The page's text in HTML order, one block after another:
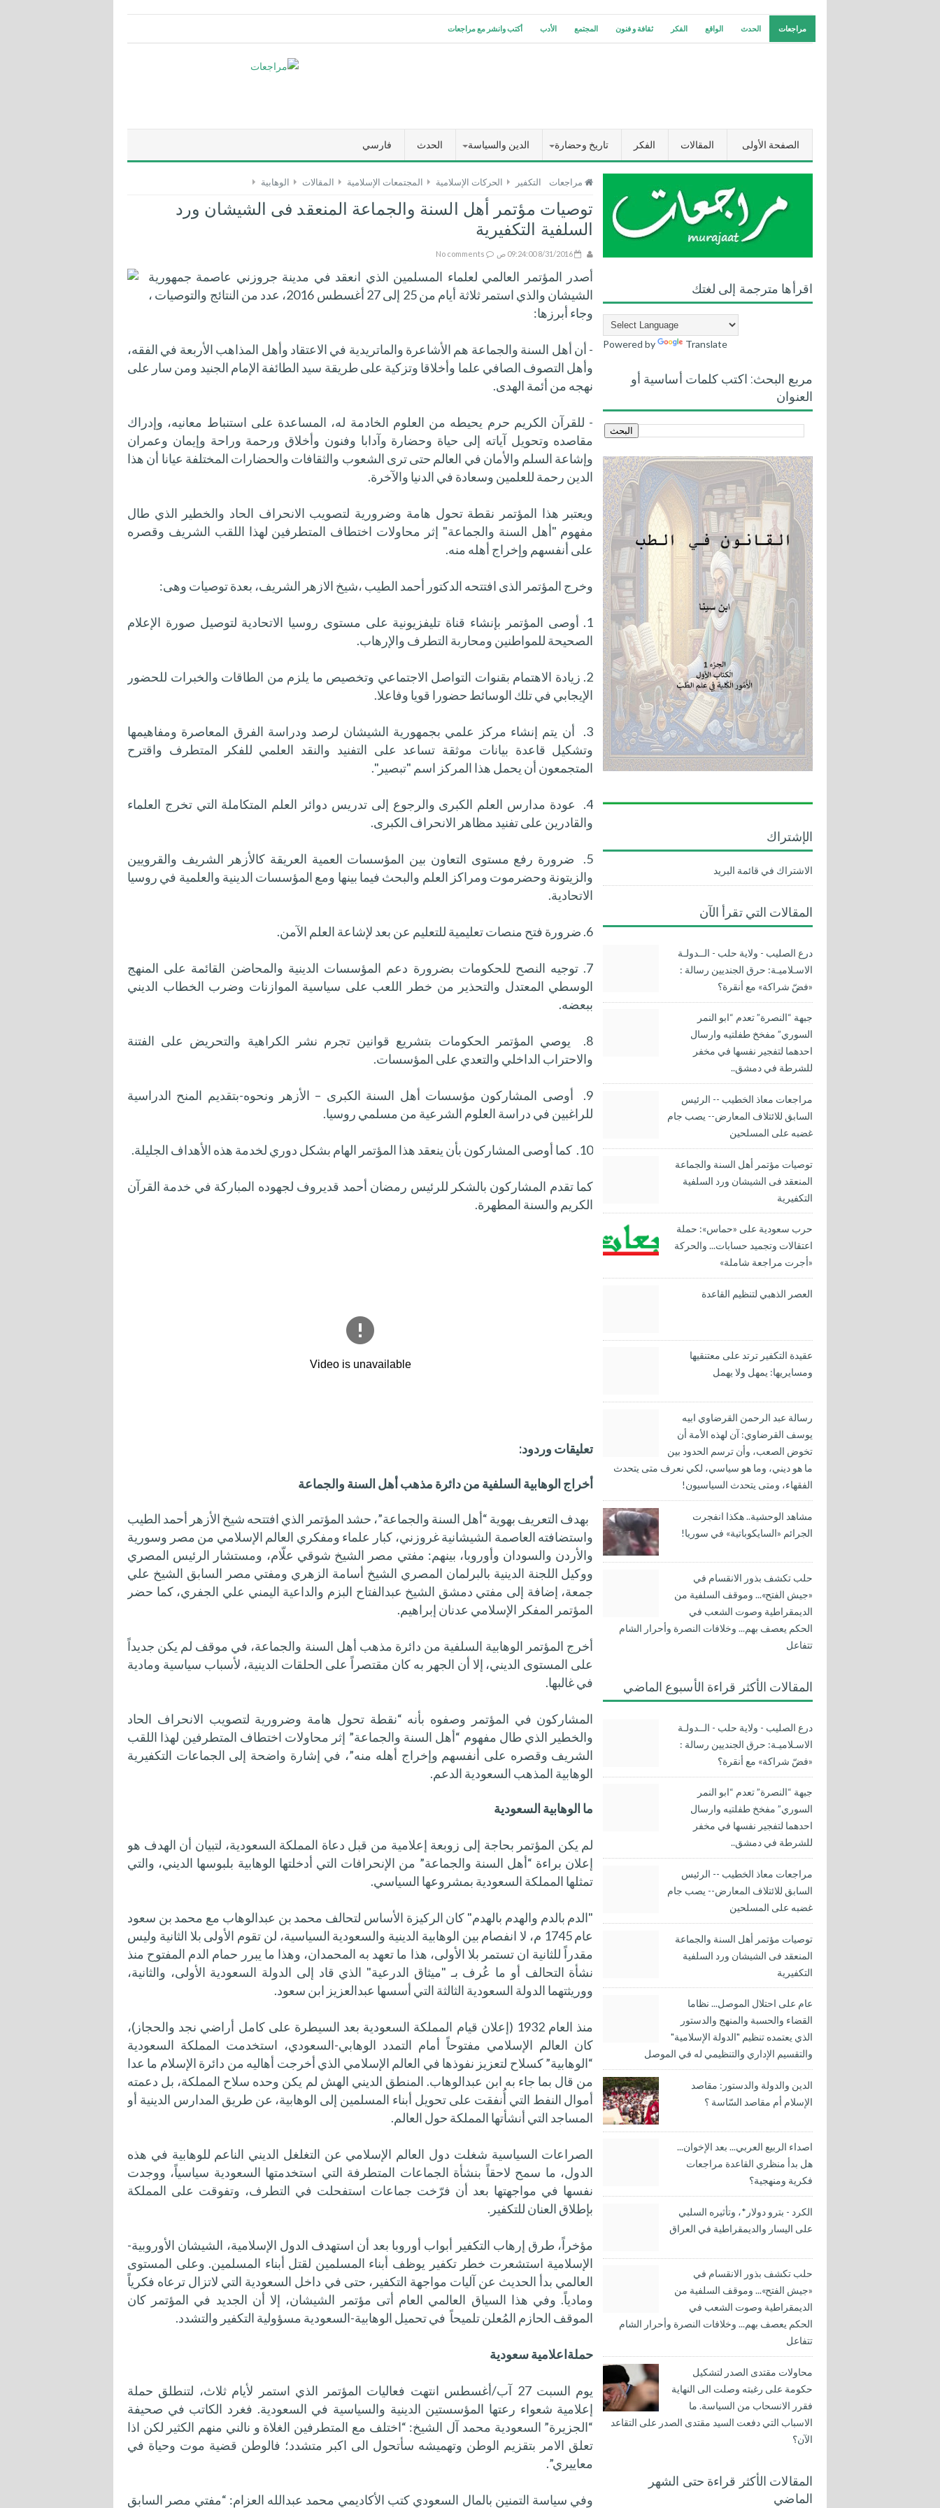
مراجعات الحدث الواقع الفكر ثقافة و فنون المجتمع الأدب أكتب وانشر مع مراجعات
الصفحة الأولى المقالات الفكر تاريخ وحضارة الدين والسياسة الحدث فارسي
مراجعات التكفير الحركات الإسلامية المجتمعات الإسلامية المقالات الوهابية
توصيات مؤتمر أهل السنة والجماعة المنعقد فى الشيشان ورد
السلفية التكفيرية
8/31/2016 09:24:00 ص No comments
أصدر المؤتمر العالمي لعلماء المسلمين الذي انعقد في مدينة جروزني عاصمة جمهورية
الشيشان والذي استمر ثلاثة أيام من 25 إلى 27 أغسطس 2016، عدد من النتائج والتوصيات ،
وجاء أبرزها:
- أن أهل السنة والجماعة هم الأشاعرة والماتريدية في الاعتقاد وأهل المذاهب الأربعة في الفقه،
وأهل التصوف الصافي علما وأخلاقا وتزكية على طريقة سيد الطائفة الإمام الجنيد ومن سار على
نهجه من أئمة الهدى.
- للقرآن الكريم حرم يحيطه من العلوم الخادمة له، المساعدة على استنباط معانيه، وإدراك
مقاصده وتحويل آياته إلى حياة وحضارة وآدابا وفنون وأخلاق ورحمة وراحة وإيمان وعمران
وإشاعة السلم والأمان في العالم حتى ترى الشعوب والثقافات والحضارات المختلفة عيانا أن هذا
الدين رحمة للعلمين وسعادة في الدنيا والآخرة.
ويعتبر هذا المؤتمر نقطة تحول هامة وضرورية لتصويب الانحراف الحاد والخطير الذي طال
مفهوم "أهل السنة والجماعة" إثر محاولات اختطاف المتطرفين لهذا اللقب الشريف وقصره
على أنفسهم وإخراج أهله منه.
وخرج المؤتمر الذى افتتحه الدكتور أحمد الطيب ،شيخ الازهر الشريف، بعدة توصيات وهى:
1. أوصى المؤتمر بإنشاء قناة تليفزيونية على مستوى روسيا الاتحادية لتوصيل صورة الإعلام
الصحيحة للمواطنين ومحاربة التطرف والإرهاب.
2. زيادة الاهتمام بقنوات التواصل الاجتماعي وتخصيص ما يلزم من الطاقات والخبرات للحضور
الإيجابي في تلك الوسائط حضورا قويا وفاعلا.
3. أن يتم إنشاء مركز علمي بجمهورية الشيشان لرصد ودراسة الفرق المعاصرة ومفاهيمها
وتشكيل قاعدة بيانات موثقة تساعد على التفنيد والنقد العلمي للفكر المتطرف واقترح
المتجمعون أن يحمل هذا المركز اسم "تبصير".
4. عودة مدارس العلم الكبرى والرجوع إلى تدريس دوائر العلم المتكاملة التي تخرج العلماء
والقادرين على تفنيد مظاهر الانحراف الكبرى.
5. ضرورة رفع مستوى التعاون بين المؤسسات العمية العريقة كالأزهر الشريف والقرويين
والزيتونة وحضرموت ومراكز العلم والبحث فيما بينها ومع المؤسسات الدينية والعلمية في روسيا
الاتحادية.
6. ضرورة فتح منصات تعليمية للتعليم عن بعد لإشاعة العلم الآمن.
7. توجيه النصح للحكومات بضرورة دعم المؤسسات الدينية والمحاضن القائمة على المنهج
الوسطي المعتدل والتحذير من خطر اللعب على سياسية الموازنات وضرب الخطاب الديني
ببعضه.
8. يوصي المؤتمر الحكومات بتشريع قوانين تجرم نشر الكراهية والتحريض على الفتنة
والاحتراب الداخلي والتعدي على المؤسسات.
9. أوصى المشاركون مؤسسات أهل السنة الكبرى – الأزهر ونحوه-بتقديم المنح الدراسية
للراغبين في دراسة العلوم الشرعية من مسلمي روسيا.
10. كما أوصى المشاركون بأن ينعقد هذا المؤتمر الهام بشكل دوري لخدمة هذه الأهداف الجليلة.
كما تقدم المشاركون بالشكر للرئيس رمضان أحمد قديروف لجهوده المباركة في خدمة القرآن
الكريم والسنة المطهرة.
تعليقات وردود:
أخراج الوهابية السلفية من دائرة مذهب أهل السنة والجماعة
بهدف التعريف بهوية “أهل السنة والجماعة”، حشد المؤتمر الذي افتتحه شيخ الأزهر أحمد الطيب
واستضافته العاصمة الشيشانية غروزني، كبار علماء ومفكري العالم الإسلامي من مصر وسورية
والأردن والسودان وأوروبا، بينهم: مفتي مصر الشيخ شوقي علّام، ومستشار الرئيس المصري
ووكيل اللجنة الدينية بالبرلمان المصري الشيخ أسامة الزهري ومفتي مصر السابق الشيخ علي
جمعة، إضافة إلى مفتي دمشق الشيخ عبدالفتاح البزم والداعية اليمني علي الجفري، كما حضر
المؤتمر المفكر الإسلامي عدنان إبراهيم.
أخرج المؤتمر الوهابية السلفية من دائرة مذهب أهل السنة والجماعة، في موقف لم يكن جديداً
على المستوى الديني، إلا أن الجهر به كان مقتصراً على الحلقات الدينية، لأسباب سياسية ومادية
في غالبها.
المشاركون في المؤتمر وصفوه بأنه “نقطة تحول هامة وضرورية لتصويب الانحراف الحاد
والخطير الذي طال مفهوم “أهل السنة والجماعة” إثر محاولات اختطاف المتطرفين لهذا اللقب
الشريف وقصره على أنفسهم وإخراج أهله منه”، في إشارة واضحة إلى الجماعات التكفيرية
الوهابية المذهب السعودية الدعم.
ما الوهابية السعودية
لم يكن المؤتمر بحاجة إلى زوبعة إعلامية من قبل دعاة المملكة السعودية، لتبيان أن الهدف هو
إعلان براءة “أهل السنة والجماعة” من الإنحرافات التي أدخلتها الوهابية بلبوسها الديني، والتي
تمثلها المملكة السعودية بمشروعها السياسي.
"الدم بالدم والهدم بالهدم" كان الركيزة الأساس لتحالف محمد بن عبدالوهاب مع محمد بن سعود
عام 1745 م، لا انفصام بين الوهابية الدينية والسعودية السياسية، لن تقوم الأولى بلا الثانية وليس
مقدراً للثانية ان تستمر بلا الأولى، هذا ما تعهد به المحمدان، وهذا ما يبرر حمام الدم المفتوح منذ
نشأة التحالف أو ما عُرف بـ "ميثاق الدرعية" الذي قاد إلى الدولة السعودية الأولى، والثانية،
ووريثتهما الدولة السعودية الثالثة التي أسسها عبدالعزيز ابن سعود.
منذ العام 1932 (إعلان قيام المملكة السعودية بعد السيطرة على كامل أراضي نجد والحجاز)،
كان العالم الإسلامي مفتوحاً أمام التمدد الوهابي-السعودي، استخدمت المملكة السعودية
“الوهابية” كسلاح لتعزيز نفوذها في العالم الإسلامي الذي أخرجت أهاليه من دائرة الإسلام ما عدا
من قال بما جاء به ابن عبدالوهاب. المنطق الديني الهش لم يكن وحده سلاح المملكة، بل دعمته
أموال النفط التي أُنفقت على تحويل أبناء المسلمين إلى الوهابية، عن طريق المدارس الدينية أو
المساجد التي أنشأتها المملكة حول العالم.
الصراعات السياسية شغلت دول العالم الإسلامي عن التغلغل الديني الناعم للوهابية في هذه
الدول، ما سمح لاحقاً بنشأة الجماعات المتطرفة التي استخدمتها السعودية سياسياً، ووجدت
نفسها في مواجهتها بعد أن فرّخت جماعات استفحلت في التطرف، وتفوقت على المملكة
بإطلاق العنان للتكفير.
مؤخراً، طرق إرهاب التكفير أبواب أوروبا بعد أن استهدف الدول الإسلامية، الشيشان الأوروبية-
الإسلامية استشعرت خطر تكفير يوظف أبناء المسلمين لقتل أبناء المسلمين. وعلى المستوى
العالمي بدأ الحديث عن آليات مواجهة التكفير، حتى في داخل السعودية التي لاتزال ترعاه فكرياً
ومادياً. وفي هذا السياق العالمي العام أتى مؤتمر الشيشان، إلا أن الجديد في المؤتمر كان
الموقف الحازم المُعلن تلميحاً في تحميل الوهابية-السعودية مسؤولية التكفير والتشدد.
حملةاعلامية سعودية
يوم السبت 27 آب/أغسطس انتهت فعاليات المؤتمر الذي استمر لأيام ثلاث، لتنطلق حملة
إعلامية شعواء رعتها المؤسستين الدينية والسياسية في السعودية. فغرد الكاتب في صحيفة
“الجزيرة” السعودية محمد آل الشيخ: “اختلف مع المتطرفين الغلاة و نالني منهم الكثير لكن اذا
تعلق الامر بتقزيم الوطن وتهميشه سأتحول الى اكبر متشدد؛ فالوطن قضية موت وحياة في
معاييري”.
وفي سياسة التمنين بالمال السعودي كتب الأكاديمي محمد عبدالله العزام: “مفتي مصر السابق
اقرأها مترجمة إلى لغتك
Powered by Translate
مربع البحث: اكتب كلمات أساسية أو
العنوان
الإشتراك
الاشتراك في قائمة البريد
المقالات التي تقرأ الآن
درع الصليب - ولاية حلب - الــدولـة
الاسـلاميـة: حرق الجنديين رسالة :
«فضّ شراكة» مع أنقرة؟
جبهة “النصرة” تعدم “ابو النمر
السوري” مفخخ طفلتيه وارسال
احدهما لتفجير نفسها في مخفر
للشرطة في دمشق..
مراجعات معاذ الخطيب -- الرئيس
السابق للائتلاف المعارض-- يصب جام
غضبه على المسلحين
توصيات مؤتمر أهل السنة والجماعة
المنعقد فى الشيشان ورد السلفية
التكفيرية
حرب سعودية على «حماس»: حملة
اعتقالات وتجميد حسابات... والحركة
«أجرت مراجعة شاملة»
العصر الذهبي لتنظيم القاعدة
عقيدة التكفير ترتد على معتنقيها
ومسايريها: يمهل ولا يهمل
رسالة عبد الرحمن القرضاوي ابيه
يوسف القرضاوي: آن لهذه الأمة أن
تخوض الصعب، وأن ترسم الحدود بين
ما هو ديني، وما هو سياسي، لكي نعرف متى يتحدث
الفقهاء، ومتى يتحدث السياسيون!
مشاهد الوحشية.. هكذا انفجرت
الجرائم «السايكوباتية» في سوريا!
حلب تكشف بذور الانقسام في
«جيش الفتح»... وموقف السلفية من
الديمقراطية وصوت الشعب في
الحكم يعصف بهم... وخلافات النصرة وأحرار الشام
تتفاعل
المقالات الأكثر قراءة الأسبوع الماضي
درع الصليب - ولاية حلب - الــدولـة
الاسـلاميـة: حرق الجنديين رسالة :
«فضّ شراكة» مع أنقرة؟
جبهة “النصرة” تعدم “ابو النمر
السوري” مفخخ طفلتيه وارسال
احدهما لتفجير نفسها في مخفر
للشرطة في دمشق..
مراجعات معاذ الخطيب -- الرئيس
السابق للائتلاف المعارض-- يصب جام
غضبه على المسلحين
توصيات مؤتمر أهل السنة والجماعة
المنعقد فى الشيشان ورد السلفية
التكفيرية
عام على احتلال الموصل... نظاما
القضاء والحسبة والمنهج والدستور
الذي يعتمده تنظيم "الدولة الإسلامية"
والتقسيم الإداري والتنظيمي له في الموصل
الدين والدولة والدستور: مقاصد
الإسلام أم مقاصد السّاسة ؟
اصداء الربيع العربي... بعد الإخوان...
هل بدأ منظري القاعدة مراجعات
فكرية ومنهجية؟
الكرد - بترو دولار*، وتأثيره السلبي
على اليسار والديمقراطية في العراق
حلب تكشف بذور الانقسام في
«جيش الفتح»... وموقف السلفية من
الديمقراطية وصوت الشعب في
الحكم يعصف بهم... وخلافات النصرة وأحرار الشام
تتفاعل
محاولات مقتدى الصدر لتشكيل
حكومة على رغبته وصلت الى النهاية
فقرر الانسحاب من السياسة. ما
الاسباب التي دفعت السيد مقتدى الصدر على التقاعد
الآن؟
المقالات الأكثر قراءة حتى الشهر
الماضي